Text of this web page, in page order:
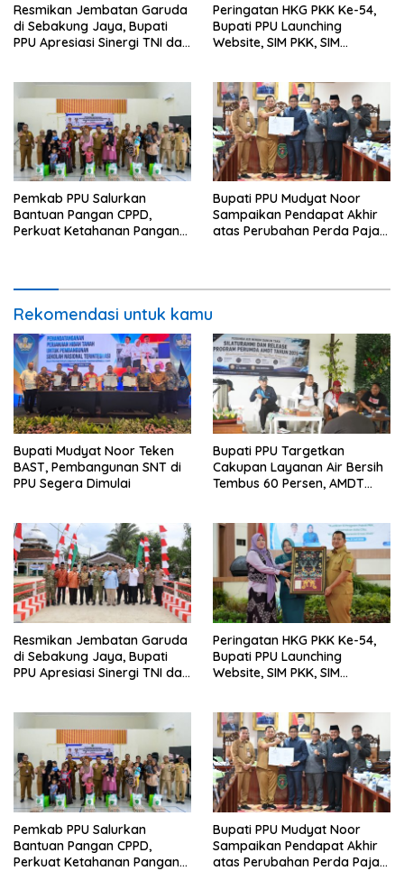
Resmikan Jembatan Garuda
di Sebakung Jaya, Bupati
PPU Apresiasi Sinergi TNI dan
Peringatan HKG PKK Ke-54,
Bupati PPU Launching
Website, SIM PKK, SIM
Pemkab PPU Salurkan
Bantuan Pangan CPPD,
Perkuat Ketahanan Pangan
Bupati PPU Mudyat Noor
Sampaikan Pendapat Akhir
atas Perubahan Perda Pajak
Rekomendasi untuk kamu
Bupati Mudyat Noor Teken
BAST, Pembangunan SNT di
PPU Segera Dimulai
Bupati PPU Targetkan
Cakupan Layanan Air Bersih
Tembus 60 Persen, AMDT
Resmikan Jembatan Garuda
di Sebakung Jaya, Bupati
PPU Apresiasi Sinergi TNI dan
Peringatan HKG PKK Ke-54,
Bupati PPU Launching
Website, SIM PKK, SIM
Pemkab PPU Salurkan
Bantuan Pangan CPPD,
Perkuat Ketahanan Pangan
Bupati PPU Mudyat Noor
Sampaikan Pendapat Akhir
atas Perubahan Perda Pajak